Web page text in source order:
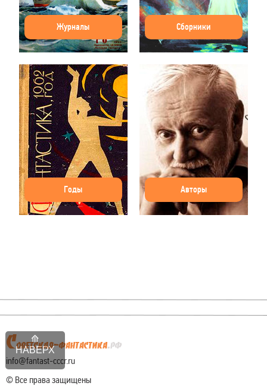
НАВЕРХ
Журналы Сборники
Годы Авторы
info@fantast-cccr.ru
© Все права защищены